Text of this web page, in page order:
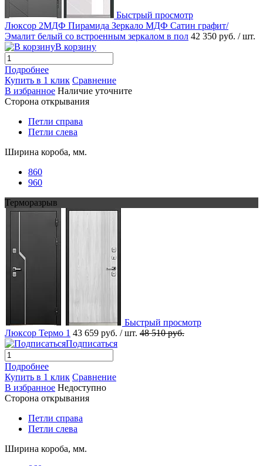
Быстрый просмотр
Люксор 2МДФ Пирамида Зеркало МДФ Сатин графит/
Эмалит белый со встроенным зеркалом в пол 42 350 руб. / шт.
В корзину
Подробнее
Купить в 1 клик Сравнение
В избранное Наличие уточните
Сторона открывания
Петли справа
Петли слева
Ширина короба, мм.
860
960
Терморазрыв
Быстрый просмотр
Люксор Термо 1 43 659 руб. / шт. 48 510 руб.
Подписаться
Подробнее
Купить в 1 клик Сравнение
В избранное Недоступно
Сторона открывания
Петли справа
Петли слева
Ширина короба, мм.